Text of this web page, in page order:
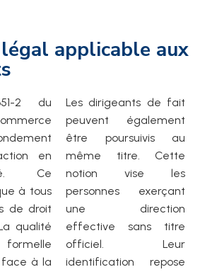
applicable aux
2 du
en
Ce
à tous
de droit
qualité
à la
Les dirigeants de fait
peuvent également
être poursuivis au
même titre. Cette
notion vise les
personnes exerçant
une direction
effective sans titre
officiel. Leur
identification repose